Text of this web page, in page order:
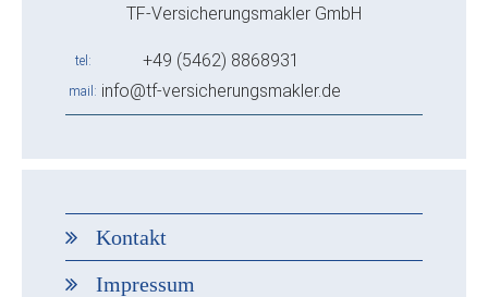
TF-Versicherungsmakler GmbH
tel +49 (5462) 8868931
mail info@tf-versicherungsmakler.de
Kontakt
Impressum